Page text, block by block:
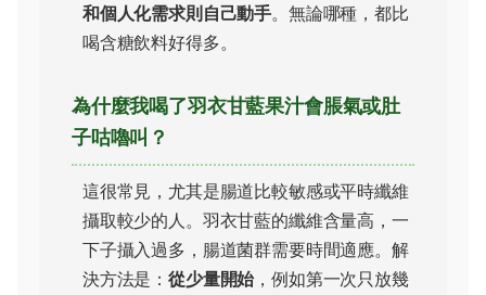
和個人化需求則自己動手。無論哪種，都比
喝含糖飲料好得多。
為什麼我喝了羽衣甘藍果汁會脹氣或肚
子咕嚕叫？
這很常見，尤其是腸道比較敏感或平時纖維
攝取較少的人。羽衣甘藍的纖維含量高，一
下子攝入過多，腸道菌群需要時間適應。解
決方法是：從少量開始，例如第一次只放幾